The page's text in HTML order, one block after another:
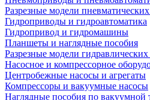
Разрезные модели
Гидроприводы и гидроавтоматика
Гидропривод и гидромашины
Планшеты и наглядные пособия
Разрезные модели
Насосное и компрессорное
Центробежные насосы и агрегаты
Компрессоры и вакуумные насосы
Наглядные пособия по вакуумной